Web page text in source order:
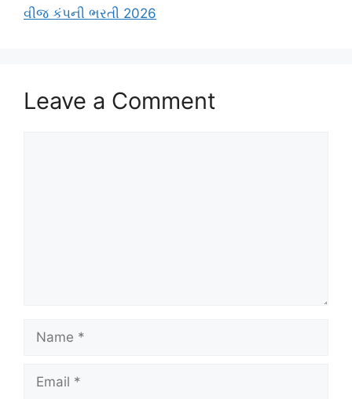
વીજ કંપની ભરતી 2026
Leave a Comment
Name
Email